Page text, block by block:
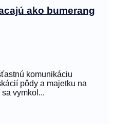
ako bumerang
komunikáciu
pôdy a majetku na
vymkol...